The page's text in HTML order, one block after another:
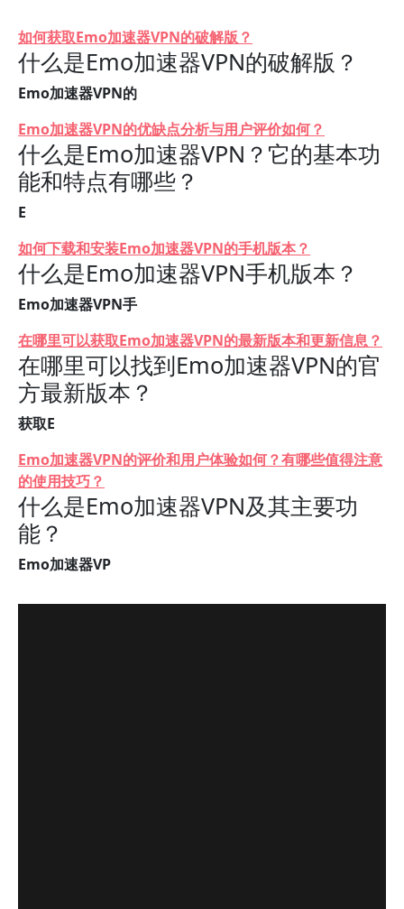
如何获取Emo加速器VPN的破解版？
什么是Emo加速器VPN的破解版？
Emo加速器VPN的
Emo加速器VPN的优缺点分析与用户评价如何？
什么是Emo加速器VPN？它的基本功
能和特点有哪些？
E
如何下载和安装Emo加速器VPN的手机版本？
什么是Emo加速器VPN手机版本？
Emo加速器VPN手
在哪里可以获取Emo加速器VPN的最新版本和更新信息？
在哪里可以找到Emo加速器VPN的官
方最新版本？
获取E
Emo加速器VPN的评价和用户体验如何？有哪些值得注意
的使用技巧？
什么是Emo加速器VPN及其主要功
能？
Emo加速器VP